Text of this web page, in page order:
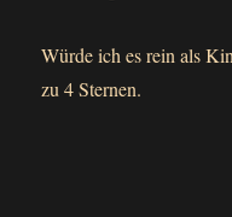
Würde ich es rein als
zu 4 Sternen.